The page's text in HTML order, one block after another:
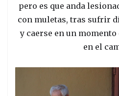
pero es que anda
con muletas, tras sufrir
y caerse en un
en el